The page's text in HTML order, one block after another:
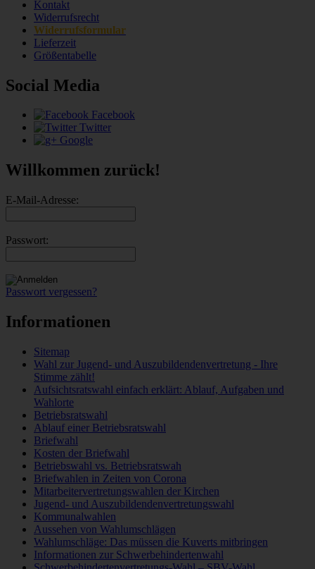
Kontakt
Widerrufsrecht
Widerrufsformular
Lieferzeit
Größentabelle
Social Media
Facebook
Twitter
Google
Willkommen zurück!
E-Mail-Adresse:
Passwort:
Passwort vergessen?
Informationen
Sitemap
Wahl zur Jugend- und Auszubildendenvertretung - Ihre
Stimme zählt!
Aufsichtsratswahl einfach erklärt: Ablauf, Aufgaben und
Wahlorte
Betriebsratswahl
Ablauf einer Betriebsratswahl
Briefwahl
Kosten der Briefwahl
Betriebswahl vs. Betriebsratswah
Briefwahlen in Zeiten von Corona
Mitarbeitervertretungswahlen der Kirchen
Jugend- und Auszubildendenvertretungswahl
Kommunalwahlen
Aussehen von Wahlumschlägen
Wahlumschläge: Das müssen die Kuverts mitbringen
Informationen zur Schwerbehindertenwahl